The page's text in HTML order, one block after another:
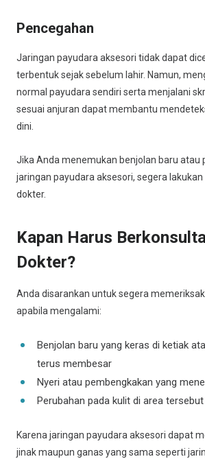
Pencegahan
Jaringan payudara aksesori tidak dapat
terbentuk sejak sebelum lahir. Namun,
normal payudara sendiri serta menjalani
sesuai anjuran dapat membantu
dini.
Jika Anda menemukan benjolan baru atau
jaringan payudara aksesori, segera
dokter.
Kapan Harus
Dokter?
Anda disarankan untuk segera
apabila mengalami:
Benjolan baru yang keras di ketiak
terus membesar
Nyeri atau pembengkakan yang
Perubahan pada kulit di area tersebut
Karena jaringan payudara aksesori dapat
jinak maupun ganas yang sama seperti